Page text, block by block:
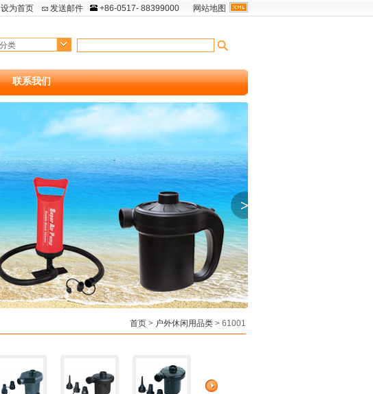
网站地图
+86-0517- 88399000
发送邮件
设为首页
联系我们
>
首页 > 户外休闲用品类 > 61001